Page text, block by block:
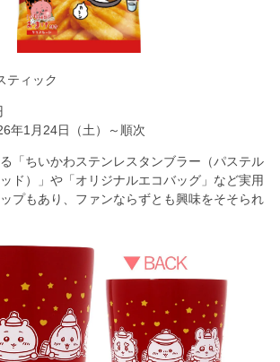
ティック
年1月24日（土）～順次
「ちいかわステンレスタンブラー（パステル
ド）」や「オリジナルエコバッグ」など実用
プもあり、ファンならずとも興味をそそられ